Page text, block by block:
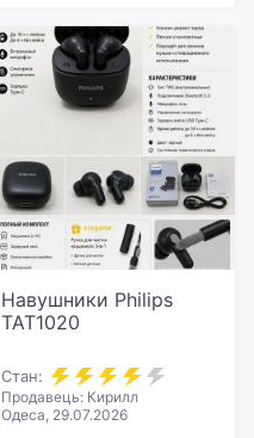
Навушники Philips
TAT1020
Стан:
Продавець: Кирилл
Одеса, 29.07.2026